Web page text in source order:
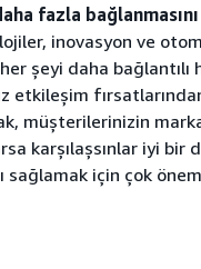
fazla
inovasyon ve
şeyi daha bağlantılı
etkileşim
müşterilerinizin
karşılaşsınlar iyi bir
sağlamak için çok